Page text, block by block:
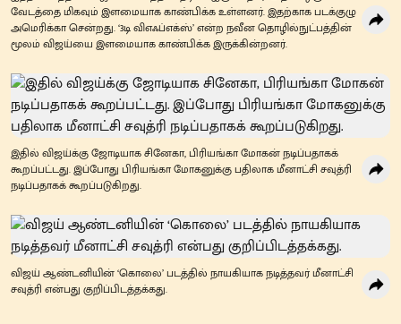
வேடத்தை மிகவும் இளமையாக காண்பிக்க உள்ளனர். இதற்காக படக்குழு
அமெரிக்கா சென்றது. ‘3டி விஎஃப்எக்ஸ்’ என்ற நவீன தொழில்நுட்பத்தின்
மூலம் விஜய்யை இளமையாக காண்பிக்க இருக்கின்றனர்.
இதில் விஜய்க்கு ஜோடியாக சினேகா, பிரியங்கா மோகன் நடிப்பதாகக்
கூறப்பட்டது. இப்போது பிரியங்கா மோகனுக்கு பதிலாக மீனாட்சி சவுத்ரி
நடிப்பதாகக் கூறப்படுகிறது.
விஜய் ஆண்டனியின் ‘கொலை’ படத்தில் நாயகியாக நடித்தவர் மீனாட்சி
சவுத்ரி என்பது குறிப்பிடத்தக்கது.